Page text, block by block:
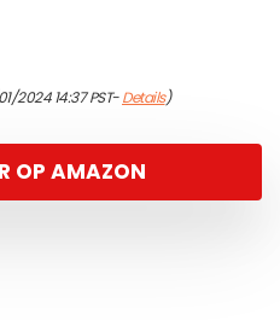
2024 14:37 PST-Details)
OP AMAZON